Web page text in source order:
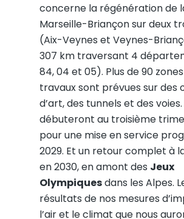
concerne la régénération de
Marseille-Briançon sur deux
(Aix-Veynes et Veynes-
307 km traversant 4
84, 04 et 05). Plus de 90
travaux sont prévues sur des
d’art, des tunnels et des voies.
débuteront au troisième
pour une mise en service
2029. Et un retour complet à
en 2030, en amont des Jeux
Olympiquesdans les Alpes.
résultats de nos mesures
l’air et le climat que nous